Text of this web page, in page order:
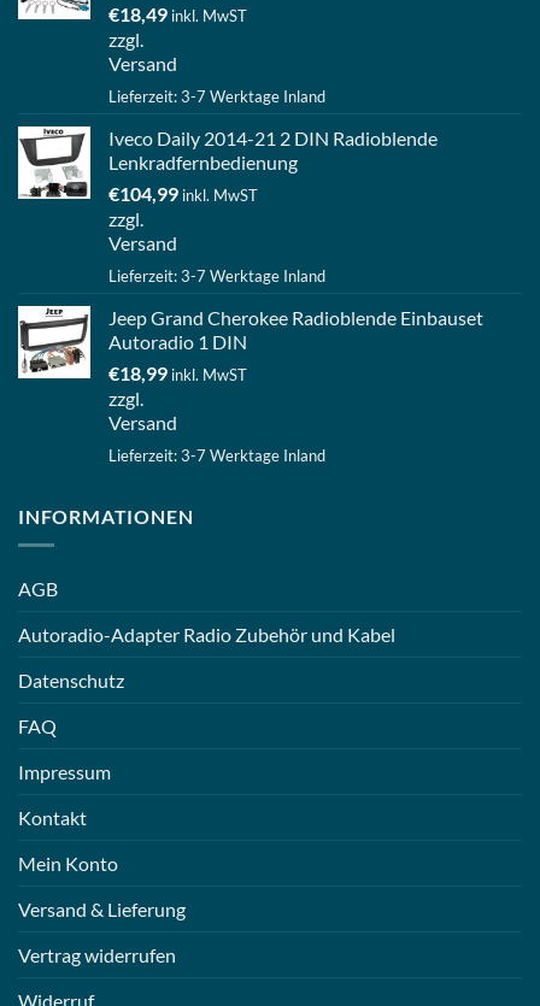
€18,49 inkl. MwST
zzgl.
Versand
Lieferzeit: 3-7 Werktage Inland
Iveco Daily 2014-21 2 DIN Radioblende
Lenkradfernbedienung
€104,99 inkl. MwST
zzgl.
Versand
Lieferzeit: 3-7 Werktage Inland
Jeep Grand Cherokee Radioblende Einbauset
Autoradio 1 DIN
€18,99 inkl. MwST
zzgl.
Versand
Lieferzeit: 3-7 Werktage Inland
INFORMATIONEN
AGB
Autoradio-Adapter Radio Zubehör und Kabel
Datenschutz
FAQ
Impressum
Kontakt
Mein Konto
Versand & Lieferung
Vertrag widerrufen
Widerruf